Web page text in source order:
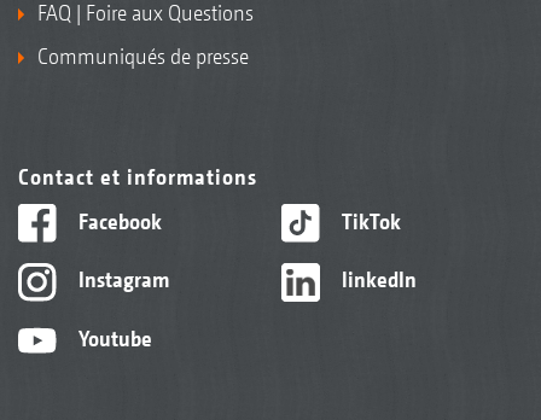
FAQ | Foire aux Questions
Communiqués de presse
Contact et informations
Facebook
Instagram
Youtube
TikTok
linkedIn